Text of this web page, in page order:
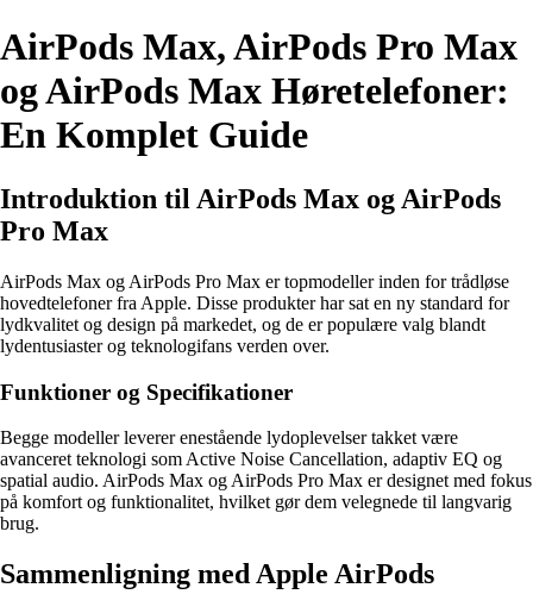
AirPods Max, AirPods Pro Max
og AirPods Max Høretelefoner:
En Komplet Guide
Introduktion til AirPods Max og AirPods
Pro Max
AirPods Max og AirPods Pro Max er topmodeller inden for trådløse
hovedtelefoner fra Apple. Disse produkter har sat en ny standard for
lydkvalitet og design på markedet, og de er populære valg blandt
lydentusiaster og teknologifans verden over.
Funktioner og Specifikationer
Begge modeller leverer enestående lydoplevelser takket være
avanceret teknologi som Active Noise Cancellation, adaptiv EQ og
spatial audio. AirPods Max og AirPods Pro Max er designet med fokus
på komfort og funktionalitet, hvilket gør dem velegnede til langvarig
brug.
Sammenligning med Apple AirPods